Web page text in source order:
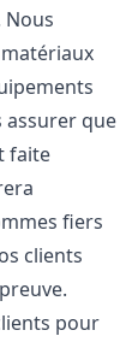
Nous
assurer que
faite
fiers
clients
pour